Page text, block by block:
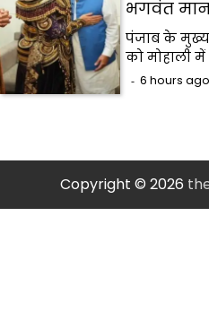
भगवंत
पंजाब के
को मोहाली में
6 hours ago
Copyright © 2026